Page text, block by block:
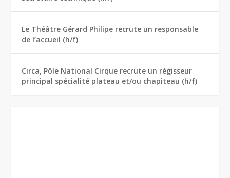
Le Théâtre Gérard Philipe recrute un responsable
de l’accueil (h/f)
Circa, Pôle National Cirque recrute un régisseur
principal spécialité plateau et/ou chapiteau (h/f)